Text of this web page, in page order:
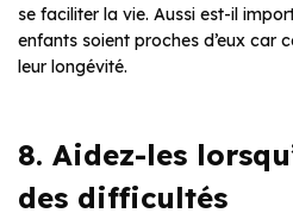
se faciliter la vie. Aussi est-il
enfants soient proches d’eux car
leur longévité.
8. Aidez-les
des difficultés